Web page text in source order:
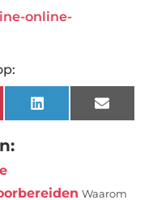
online-
LinkedIn Email
Waarom